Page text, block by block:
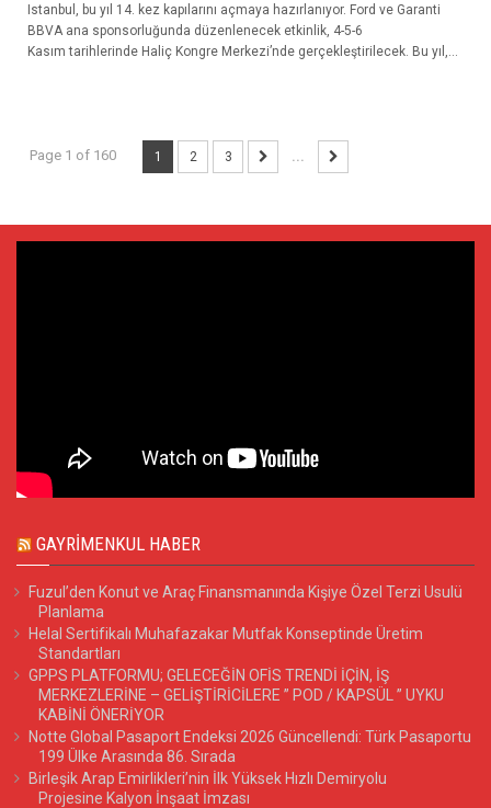
Istanbul, bu yıl 14. kez kapılarını açmaya hazırlanıyor. Ford ve Garanti
BBVA ana sponsorluğunda düzenlenecek etkinlik, 4-5-6
Kasım tarihlerinde Haliç Kongre Merkezi’nde gerçekleştirilecek. Bu yıl,...
Page 1 of 160 1 2 3 ...
GAYRIMENKUL HABER
Fuzul’den Konut ve Araç Finansmanında Kişiye Özel Terzi Usulü
Planlama
Helal Sertifikalı Muhafazakar Mutfak Konseptinde Üretim
Standartları
GPPS PLATFORMU; GELECEĞİN OFİS TRENDİ İÇİN, İŞ
MERKEZLERİNE – GELİŞTİRİCİLERE ” POD / KAPSÜL ” UYKU
KABİNİ ÖNERİYOR
Notte Global Pasaport Endeksi 2026 Güncellendi: Türk Pasaportu
199 Ülke Arasında 86. Sırada
Birleşik Arap Emirlikleri’nin İlk Yüksek Hızlı Demiryolu
Projesine Kalyon İnşaat İmzası